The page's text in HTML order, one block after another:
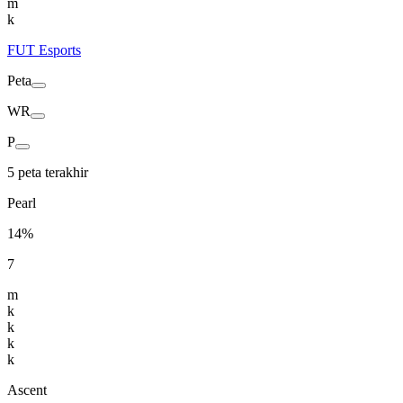
m
k
FUT Esports
Peta
WR
P
5 peta terakhir
Pearl
14%
7
m
k
k
k
k
Ascent